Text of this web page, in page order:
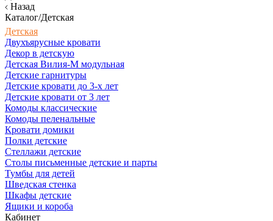
Назад
Каталог/Детская
Детская
Двухъярусные кровати
Декор в детскую
Детская Вилия-М модульная
Детские гарнитуры
Детские кровати до 3-х лет
Детские кровати от 3 лет
Комоды классические
Комоды пеленальные
Кровати домики
Полки детские
Стеллажи детские
Столы письменные детские и парты
Тумбы для детей
Шведская стенка
Шкафы детские
Ящики и короба
Кабинет